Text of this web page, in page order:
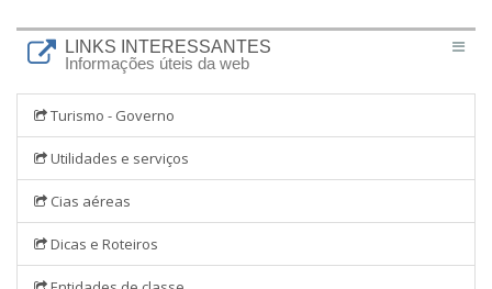
LINKS INTERESSANTES
Informações úteis da web
Turismo - Governo
Utilidades e serviços
Cias aéreas
Dicas e Roteiros